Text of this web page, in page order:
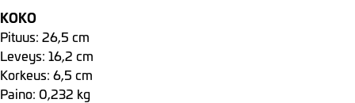
KOKO
Pituus: 26,5 cm
Leveys: 16,2 cm
Korkeus: 6,5 cm
Paino: 0,232 kg